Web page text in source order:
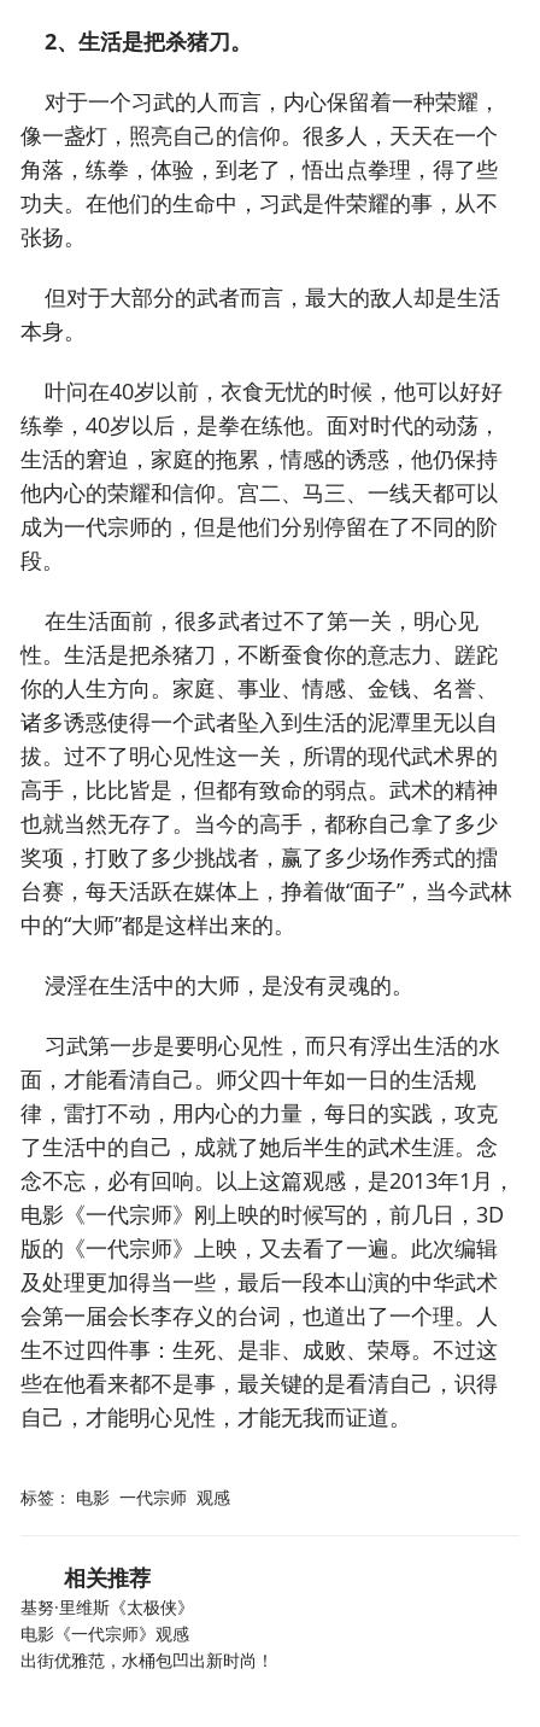
2、生活是把杀猪刀。
对于一个习武的人而言，内心保留着一种荣耀，
像一盏灯，照亮自己的信仰。很多人，天天在一个
角落，练拳，体验，到老了，悟出点拳理，得了些
功夫。在他们的生命中，习武是件荣耀的事，从不
张扬。
但对于大部分的武者而言，最大的敌人却是生活
本身。
叶问在40岁以前，衣食无忧的时候，他可以好好
练拳，40岁以后，是拳在练他。面对时代的动荡，
生活的窘迫，家庭的拖累，情感的诱惑，他仍保持
他内心的荣耀和信仰。宫二、马三、一线天都可以
成为一代宗师的，但是他们分别停留在了不同的阶
段。
在生活面前，很多武者过不了第一关，明心见
性。生活是把杀猪刀，不断蚕食你的意志力、蹉跎
你的人生方向。家庭、事业、情感、金钱、名誉、
诸多诱惑使得一个武者坠入到生活的泥潭里无以自
拔。过不了明心见性这一关，所谓的现代武术界的
高手，比比皆是，但都有致命的弱点。武术的精神
也就当然无存了。当今的高手，都称自己拿了多少
奖项，打败了多少挑战者，赢了多少场作秀式的擂
台赛，每天活跃在媒体上，挣着做“面子”，当今武林
中的“大师”都是这样出来的。
浸淫在生活中的大师，是没有灵魂的。
习武第一步是要明心见性，而只有浮出生活的水
面，才能看清自己。师父四十年如一日的生活规
律，雷打不动，用内心的力量，每日的实践，攻克
了生活中的自己，成就了她后半生的武术生涯。念
念不忘，必有回响。以上这篇观感，是2013年1月，
电影《一代宗师》刚上映的时候写的，前几日，3D
版的《一代宗师》上映，又去看了一遍。此次编辑
及处理更加得当一些，最后一段本山演的中华武术
会第一届会长李存义的台词，也道出了一个理。人
生不过四件事：生死、是非、成败、荣辱。不过这
些在他看来都不是事，最关键的是看清自己，识得
自己，才能明心见性，才能无我而证道。
标签： 电影 一代宗师 观感
相关推荐
基努·里维斯《太极侠》
电影《一代宗师》观感
出街优雅范，水桶包凹出新时尚！